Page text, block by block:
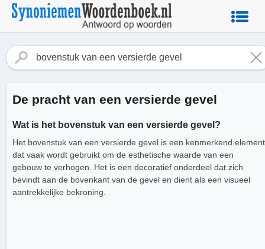
De pracht van een versierde gevel
Wat is het bovenstuk van een versierde gevel?
Het bovenstuk van een versierde gevel is een kenmerkend element
dat vaak wordt gebruikt om de esthetische waarde van een
gebouw te verhogen. Het is een decoratief onderdeel dat zich
bevindt aan de bovenkant van de gevel en dient als een visueel
aantrekkelijke bekroning.